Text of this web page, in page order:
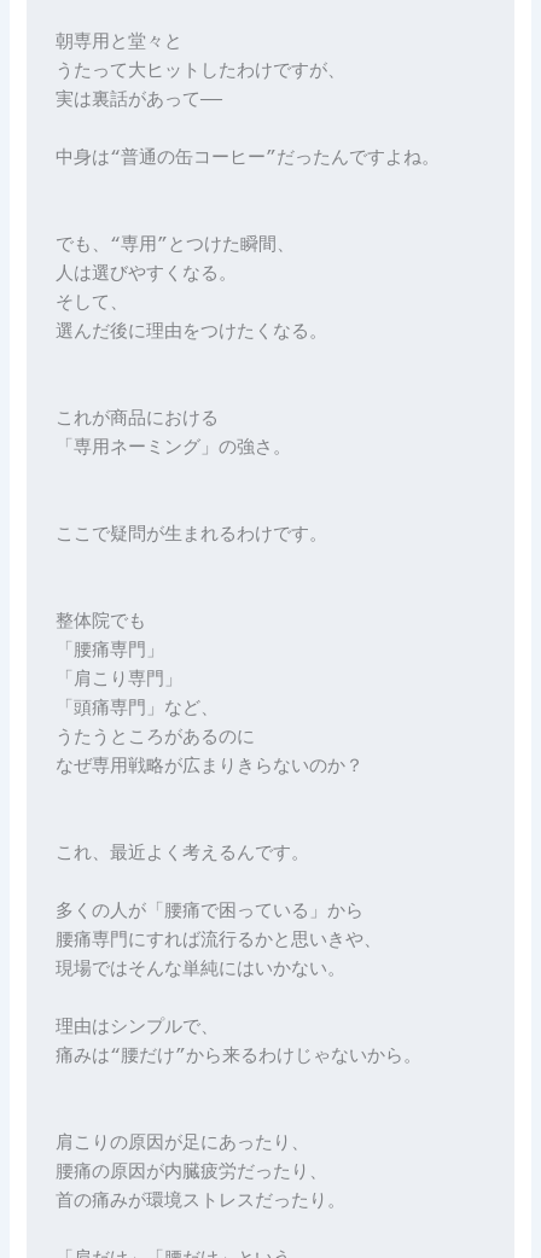
朝専用と堂々と
うたって大ヒットしたわけですが、
実は裏話があって──
中身は“普通の缶コーヒー”だったんですよね。
でも、“専用”とつけた瞬間、
人は選びやすくなる。
そして、
選んだ後に理由をつけたくなる。
これが商品における
「専用ネーミング」の強さ。
ここで疑問が生まれるわけです。
整体院でも
「腰痛専門」
「肩こり専門」
「頭痛専門」など、
うたうところがあるのに
なぜ専用戦略が広まりきらないのか？
これ、最近よく考えるんです。
多くの人が「腰痛で困っている」から
腰痛専門にすれば流行るかと思いきや、
現場ではそんな単純にはいかない。
理由はシンプルで、
痛みは“腰だけ”から来るわけじゃないから。
肩こりの原因が足にあったり、
腰痛の原因が内臓疲労だったり、
首の痛みが環境ストレスだったり。